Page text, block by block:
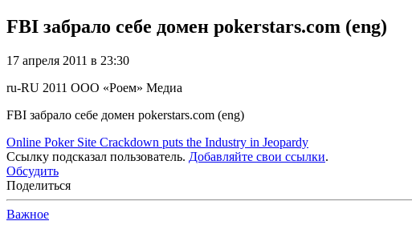
FBI забрало себе домен pokerstars.com (eng)
17 апреля 2011 в 23:30
ru-RU 2011 ООО «Роем» Медиа
FBI забрало себе домен pokerstars.com (eng)
Online Poker Site Crackdown puts the Industry in Jeopardy
Ссылку подсказал пользователь. Добавляйте свои ссылки.
Обсудить
Поделиться
Важное